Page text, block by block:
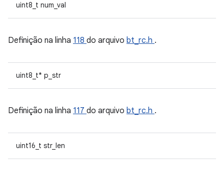
uint8_t num_val
Definição na linha 118 do arquivo bt_rc.h .
uint8_t* p_str
Definição na linha 117 do arquivo bt_rc.h .
uint16_t str_len